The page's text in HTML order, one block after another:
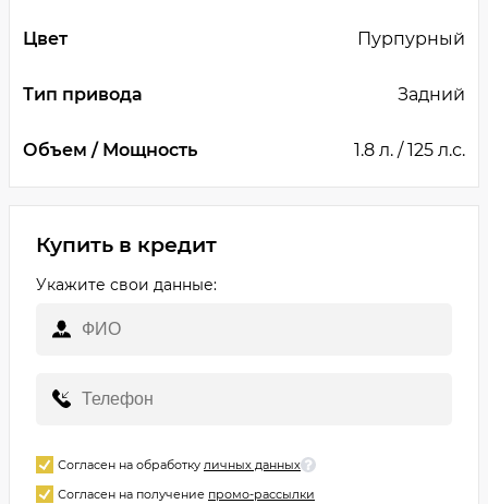
Цвет Пурпурный
Тип привода Задний
Объем / Мощность 1.8 л. / 125 л.с.
Купить в кредит
Укажите свои данные:
Согласен на обработку личных данных
Согласен на получение промо-рассылки